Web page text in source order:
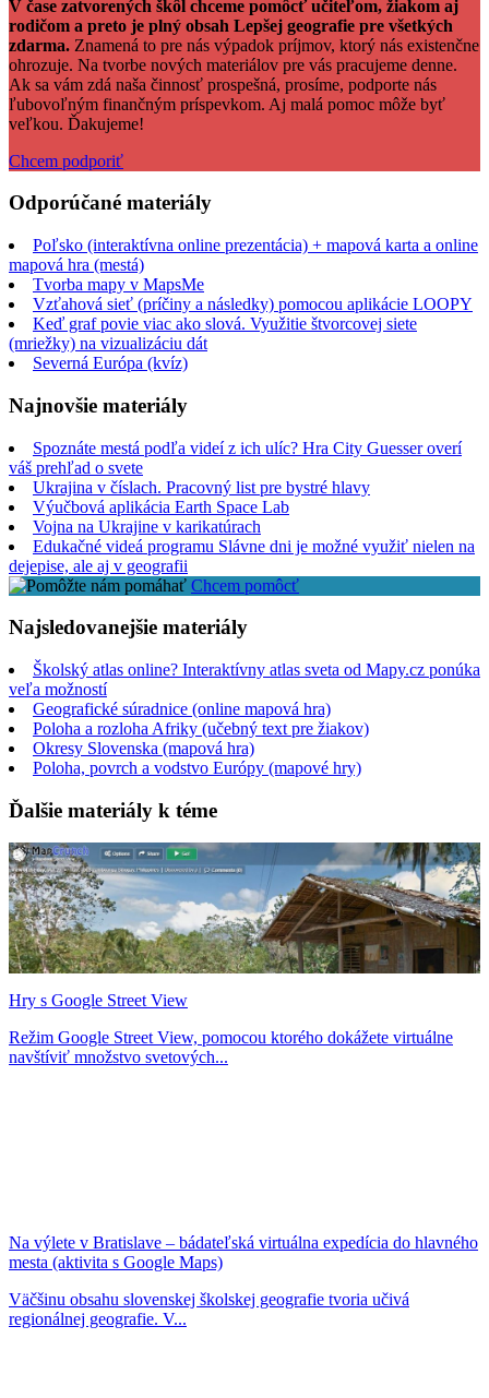
V čase zatvorených škôl chceme pomôcť učiteľom, žiakom aj
rodičom a preto je plný obsah Lepšej geografie pre všetkých
zdarma. Znamená to pre nás výpadok príjmov, ktorý nás existenčne
ohrozuje. Na tvorbe nových materiálov pre vás pracujeme denne.
Ak sa vám zdá naša činnosť prospešná, prosíme, podporte nás
ľubovoľným finančným príspevkom. Aj malá pomoc môže byť
veľkou. Ďakujeme!
Chcem podporiť
Odporúčané materiály
Poľsko (interaktívna online prezentácia) + mapová karta ​a online
mapová hra (mestá)
Tvorba mapy v MapsMe
Vzťahová sieť (príčiny a následky) pomocou aplikácie LOOPY
Keď graf povie viac ako slová. Využitie štvorcovej siete
(mriežky) na vizualizáciu dát
Severná Európa (kvíz)
Najnovšie materiály
Spoznáte mestá podľa videí z ich ulíc? Hra City Guesser overí
váš prehľad o svete
Ukrajina v číslach. Pracovný list pre bystré hlavy
Výučbová aplikácia Earth Space Lab
Vojna na Ukrajine v karikatúrach
Edukačné videá programu Slávne dni je možné využiť nielen na
dejepise, ale aj v geografii
Chcem pomôcť
Najsledovanejšie materiály
Školský atlas online? Interaktívny atlas sveta od Mapy.cz ponúka
veľa možností
Geografické súradnice (online mapová hra)
Poloha a rozloha Afriky (učebný text pre žiakov)
Okresy Slovenska (mapová hra)
Poloha, povrch a vodstvo Európy (mapové hry)
Ďalšie materiály k téme
Hry s Google Street View
Režim Google Street View, pomocou ktorého dokážete virtuálne
navštíviť množstvo svetových...
Na výlete v Bratislave – bádateľská virtuálna expedícia do hlavného
mesta​ (aktivita s Google Maps)​
Väčšinu obsahu slovenskej školskej geografie tvoria učivá
regionálnej geografie. V...